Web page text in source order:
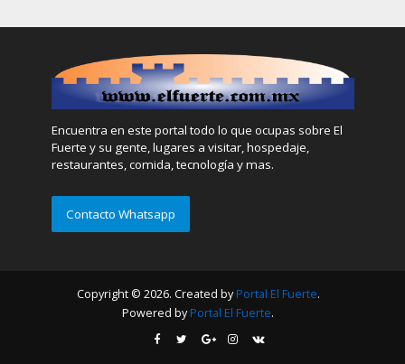
Encuentra en este portal todo lo que ocupas sobre El
Fuerte y su gente, lugares a visitar, hospedaje,
restaurantes, comida, tecnología y mas.
Contacto Whatsapp
Copyright © 2026. Created byPortal El Fuerte.
Powered byPortal El Fuerte.